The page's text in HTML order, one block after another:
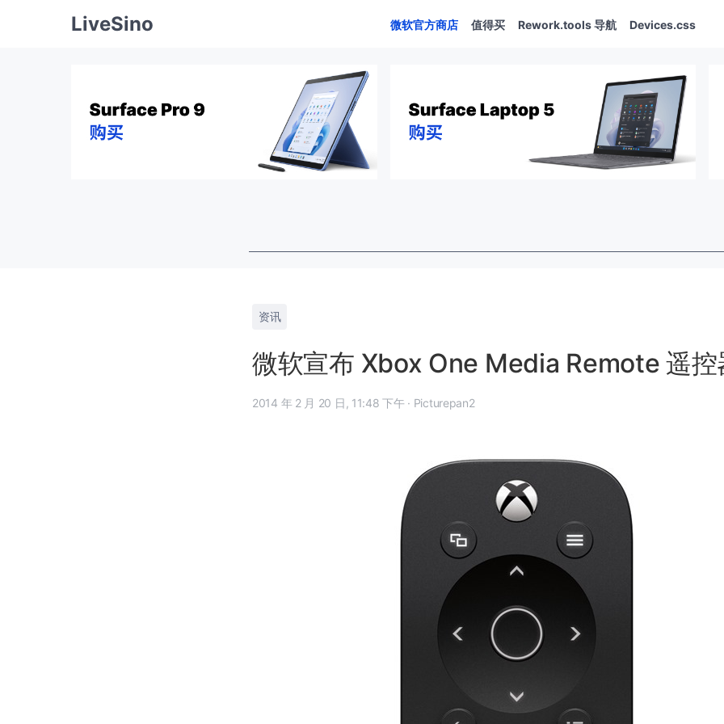
LiveSino 微软官方商店 值得买 Rework.tools 导航 Devices.css
资讯
微软宣布 Xbox One Media Remote 遥控
2014 年 2 月 20 日, 11:48 下午 · Picturepan2